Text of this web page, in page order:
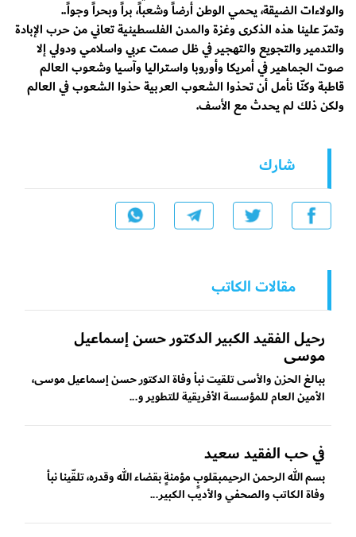
والولاءات الضيقة، يحمي الوطن أرضاً وشعباً، براً وبحراً وجواً..
وتمرّ علينا هذه الذكرى وغزة والمدن الفلسطينية تعاني من حرب الإبادة
والتدمير والتجويع والتهجير في ظل صمت عربي واسلامي ودولي إلا
صوت الجماهير في أمريكا وأوروبا واستراليا وآسيا وشعوب العالم
قاطبة وكنّا نأمل أن تحذوا الشعوب العربية حذوا الشعوب في العالم
ولكن ذلك لم يحدث مع الأسف.
شارك
مقالات الكاتب
رحيل الفقيد الكبير الدكتور حسن إسماعيل
موسى
ببالغ الحزن والأسى تلقيت نبأ وفاة الدكتور حسن إسماعيل موسى،
الأمين العام للمؤسسة الأفريقية للتطوير و...
في حب الفقيد سعيد
بسم الله الرحمن الرحيمبقلوبٍ مؤمنةٍ بقضاء الله وقدره، تلقّينا نبأ
وفاة الكاتب والصحفي والأديب الكبير...